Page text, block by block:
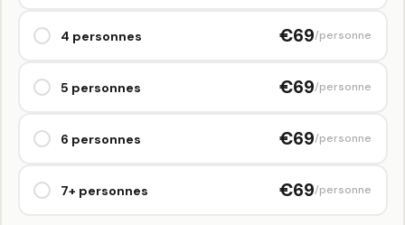
4 personnes €69/personne
5 personnes €69/personne
6 personnes €69/personne
7+ personnes €69/personne